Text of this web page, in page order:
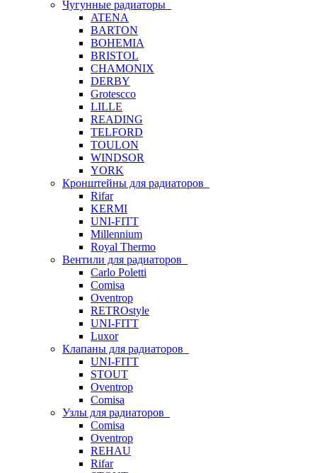
Чугунные радиаторы
ATENA
BARTON
BOHEMIA
BRISTOL
CHAMONIX
DERBY
Grotescco
LILLE
READING
TELFORD
TOULON
WINDSOR
YORK
Кронштейны для радиаторов
Rifar
KERMI
UNI-FITT
Millennium
Royal Thermo
Вентили для радиаторов
Carlo Poletti
Comisa
Oventrop
RETROstyle
UNI-FITT
Luxor
Клапаны для радиаторов
UNI-FITT
STOUT
Oventrop
Comisa
Узлы для радиаторов
Comisa
Oventrop
REHAU
Rifar